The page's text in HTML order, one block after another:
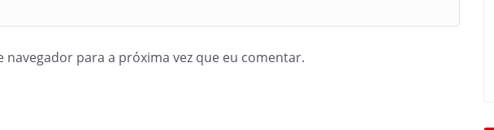
navegador para a próxima vez que eu comentar.